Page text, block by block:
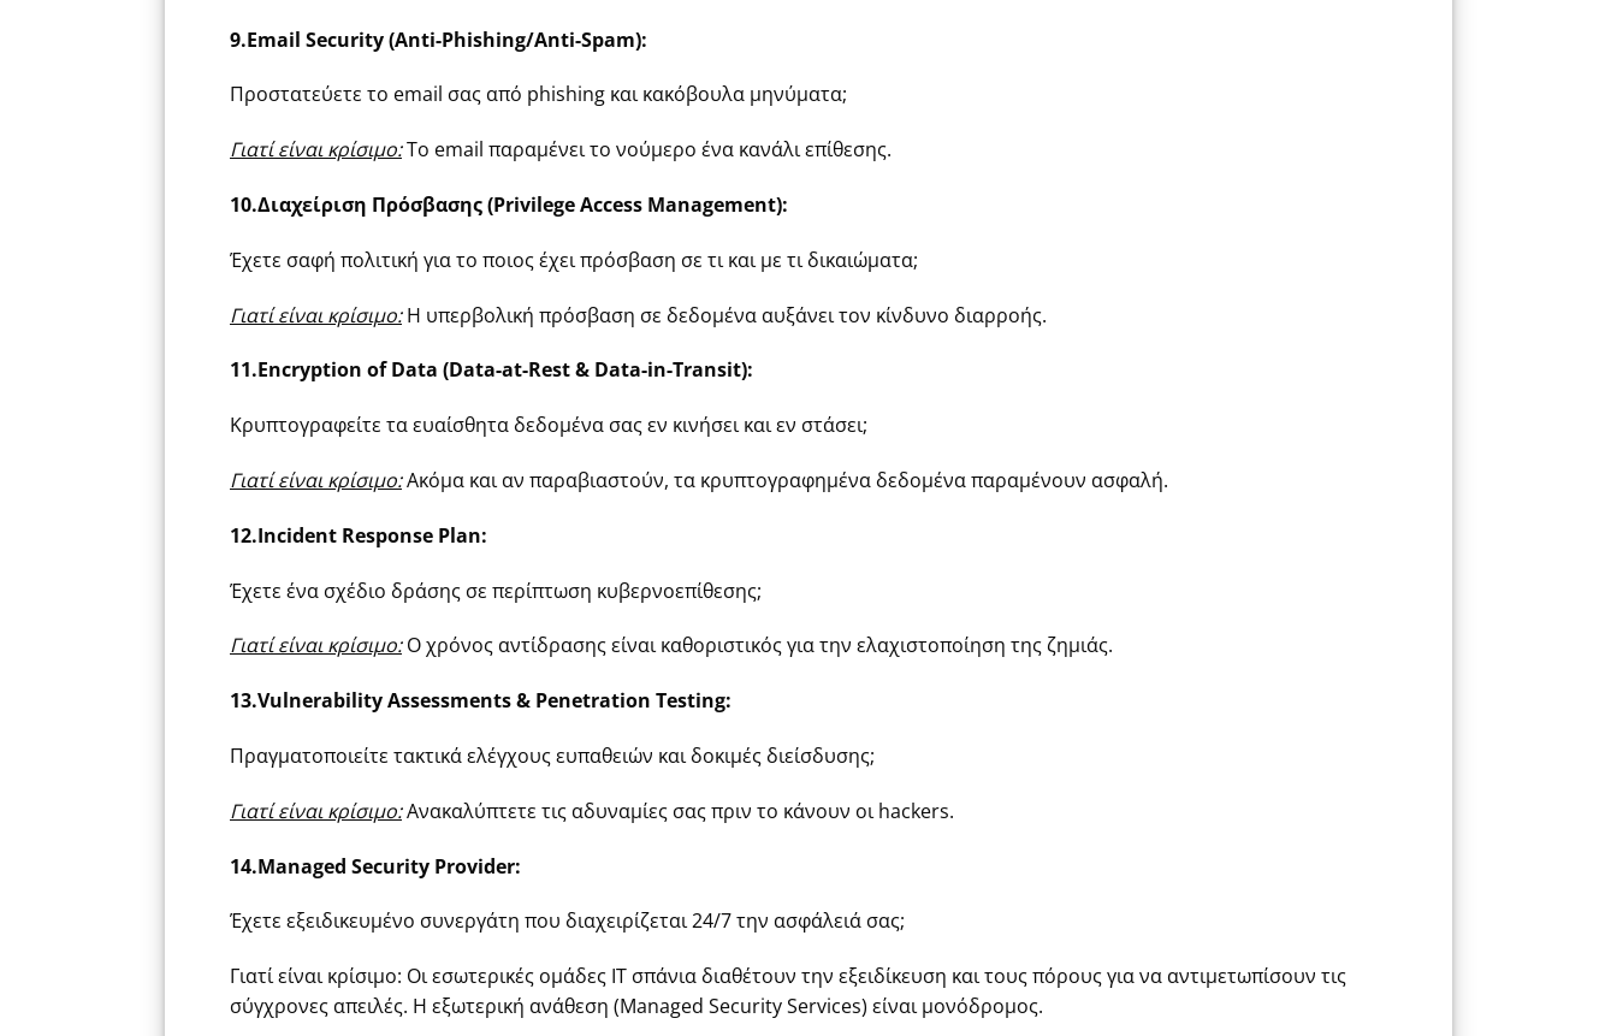
9.Email Security (Anti-Phishing/Anti-Spam):
Προστατεύετε το email σας από phishing και κακόβουλα μηνύματα;
Γιατί είναι κρίσιμο:Το email παραμένει το νούμερο ένα κανάλι επίθεσης.
10.Διαχείριση Πρόσβασης (Privilege Access Management):
Έχετε σαφή πολιτική για το ποιος έχει πρόσβαση σε τι και με τι δικαιώματα;
Γιατί είναι κρίσιμο:Η υπερβολική πρόσβαση σε δεδομένα αυξάνει τον κίνδυνο διαρροής.
11.Encryption of Data (Data-at-Rest & Data-in-Transit):
Κρυπτογραφείτε τα ευαίσθητα δεδομένα σας εν κινήσει και εν στάσει;
Γιατί είναι κρίσιμο:Ακόμα και αν παραβιαστούν, τα κρυπτογραφημένα δεδομένα παραμένουν ασφαλή.
12.Incident Response Plan:
Έχετε ένα σχέδιο δράσης σε περίπτωση κυβερνοεπίθεσης;
Γιατί είναι κρίσιμο:Ο χρόνος αντίδρασης είναι καθοριστικός για την ελαχιστοποίηση της ζημιάς.
13.Vulnerability Assessments & Penetration Testing:
Πραγματοποιείτε τακτικά ελέγχους ευπαθειών και δοκιμές διείσδυσης;
Γιατί είναι κρίσιμο:Ανακαλύπτετε τις αδυναμίες σας πριν το κάνουν οι hackers.
14.Managed Security Provider:
Έχετε εξειδικευμένο συνεργάτη που διαχειρίζεται 24/7 την ασφάλειά σας;
Γιατί είναι κρίσιμο: Οι εσωτερικές ομάδες IT σπάνια διαθέτουν την εξειδίκευση και τους πόρους για να αντιμετωπίσουν τις
σύγχρονες απειλές. Η εξωτερική ανάθεση (Managed Security Services) είναι μονόδρομος.